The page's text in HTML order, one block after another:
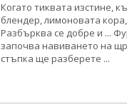
Когато тиквата изстине,
блендер, лимоновата
Разбърква се добре и ...
започва навиването на
стъпка ще разберете ...